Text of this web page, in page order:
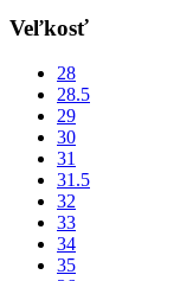
Veľkosť
28
28.5
29
30
31
31.5
32
33
34
35